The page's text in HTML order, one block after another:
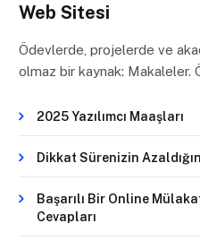
Web Sitesi
Ödevlerde, projelerde ve
olmaz bir kaynak: Makaleler.
2025 Yazılımcı Maaşları
Dikkat Sürenizin
Başarılı Bir Online
Cevapları